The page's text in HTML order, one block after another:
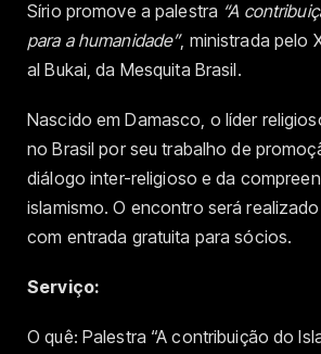
Sírio promove a palestra “A
para a humanidade”, ministrada pelo
al Bukai, da Mesquita Brasil.
Nascido em Damasco, o líder
no Brasil por seu trabalho de
diálogo inter-religioso e da
islamismo. O encontro será realizado
com entrada gratuita para sócios.
Serviço:
O quê: Palestra “A contribuição do